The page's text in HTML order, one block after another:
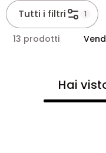
Tutti i filtri 1
13 prodotti
Hai